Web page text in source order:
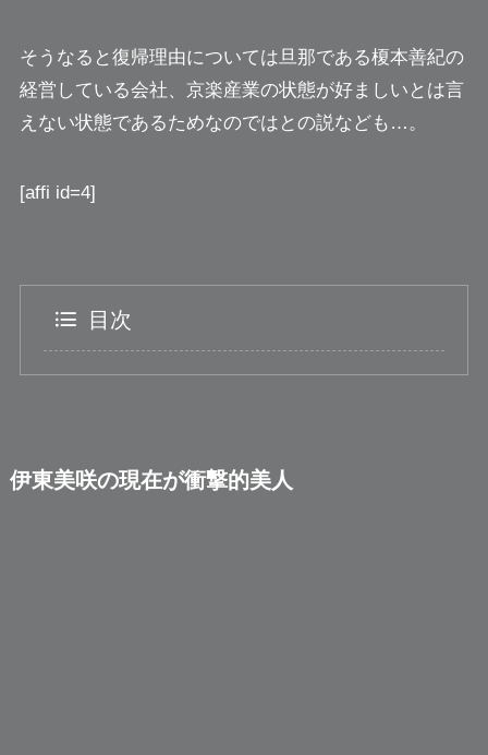
そうなると復帰理由については旦那である榎本善紀の
経営している会社、京楽産業の状態が好ましいとは言
えない状態であるためなのではとの説なども…。
[affi id=4]
目次
伊東美咲の現在が衝撃的美人